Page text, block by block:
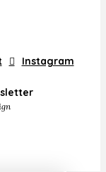
Instagram